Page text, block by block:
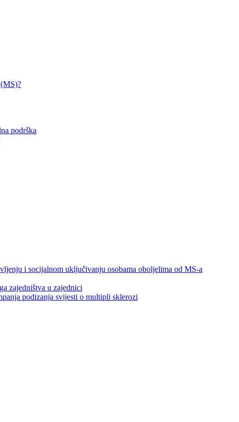
podrška
i socijalnom uključivanju osobama oboljelima od MS-a
zajedništva u zajednici
podizanja svijesti o multipli sklerozi